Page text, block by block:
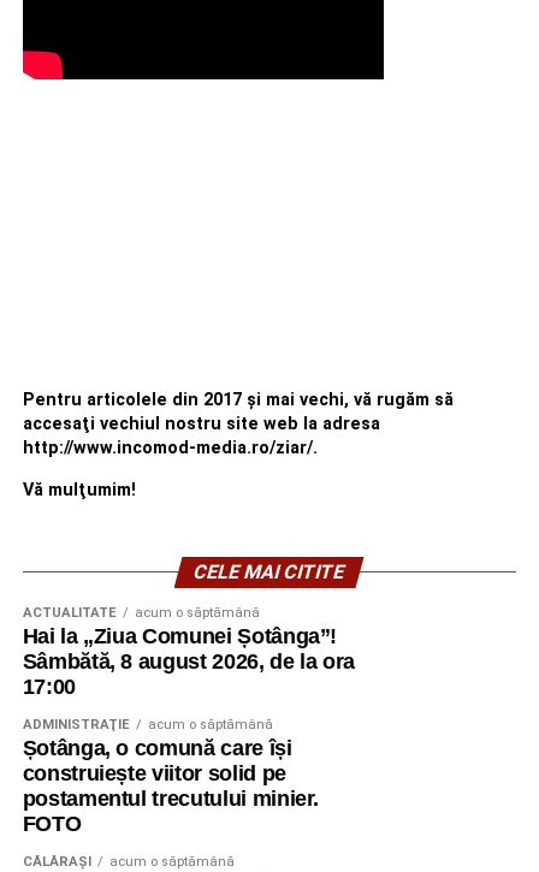
Pentru articolele din 2017 şi mai vechi, vă rugăm să
accesaţi vechiul nostru site web la adresa
http://www.incomod-media.ro/ziar/.
Vă mulţumim!
CELE MAI CITITE
ACTUALITATE acum o săptămână
Hai la „Ziua Comunei Șotânga”!
Sâmbătă, 8 august 2026, de la ora
17:00
ADMINISTRAŢIE acum o săptămână
Șotânga, o comună care își
construiește viitor solid pe
postamentul trecutului minier.
FOTO
CĂLĂRAŞI acum o săptămână